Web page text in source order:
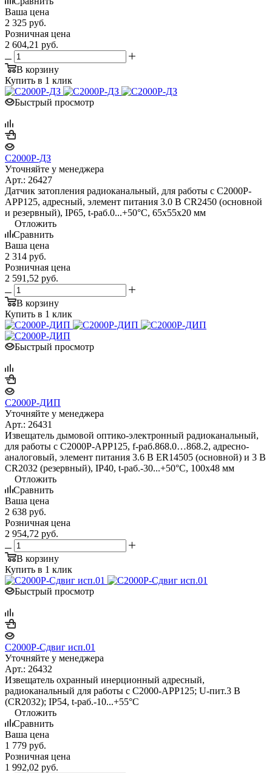
Ваша цена
2 325 руб.
Розничная цена
2 604,21 руб.
В корзину
Купить в 1 клик
Быстрый просмотр
С2000Р-ДЗ
Уточняйте у менеджера
Арт.: 26427
Датчик затопления радиоканальный, для работы с С2000Р-
АРР125, адресный, элемент питания 3.0 В CR2450 (основной
и резервный), IP65, t-раб.0...+50°C, 65х55х20 мм
Отложить
Сравнить
Ваша цена
2 314 руб.
Розничная цена
2 591,52 руб.
В корзину
Купить в 1 клик
Быстрый просмотр
С2000Р-ДИП
Уточняйте у менеджера
Арт.: 26431
Извещатель дымовой оптико-электронный радиоканальный,
для работы с С2000Р-АРР125, f-раб.868.0…868.2, адресно-
аналоговый, элемент питания 3.6 В ER14505 (основной) и 3 В
CR2032 (резервный), IP40, t-раб.-30...+50°C, 100х48 мм
Отложить
Сравнить
Ваша цена
2 638 руб.
Розничная цена
2 954,72 руб.
В корзину
Купить в 1 клик
Быстрый просмотр
С2000Р-Сдвиг исп.01
Уточняйте у менеджера
Арт.: 26432
Извещатель охранный инерционный адресный,
радиоканальный для работы с С2000-АРР125; U-пит.3 В
(CR2032); IP54, t-раб.-10...+55°С
Отложить
Сравнить
Ваша цена
1 779 руб.
Розничная цена
1 992,02 руб.